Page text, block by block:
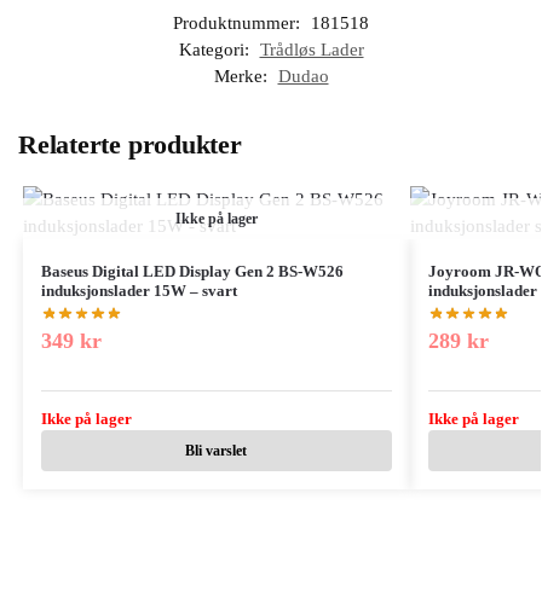
Produktnummer:
181518
Kategori:
Trådløs Lader
Merke:
Dudao
Relaterte produkter
Ikke på lager
Baseus Digital LED Display Gen 2 BS-W526
induksjonslader 15W – svart
349 kr
Ikke på lager
Bli varslet
Joyroom JR-
induksjonslader
289 kr
Ikke på lager